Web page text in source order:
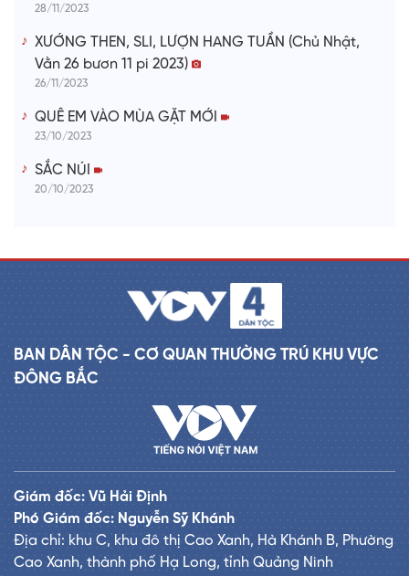
28/11/2023
XƯỚNG THEN, SLI, LƯỢN HANG TUẦN (Chủ Nhật,
Vằn 26 bươn 11 pi 2023)
26/11/2023
QUÊ EM VÀO MÙA GẶT MỚI
23/10/2023
SẮC NÚI
20/10/2023
BAN DÂN TỘC - CƠ QUAN THƯỜNG TRÚ KHU VỰC
ĐÔNG BẮC
Giám đốc: Vũ Hải Định
Phó Giám đốc: Nguyễn Sỹ Khánh
Địa chỉ: khu C, khu đô thị Cao Xanh, Hà Khánh B, Phường
Cao Xanh, thành phố Hạ Long, tỉnh Quảng Ninh